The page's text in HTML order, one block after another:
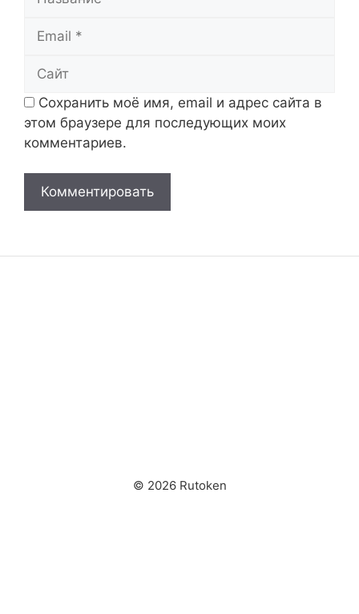
Сохранить моё имя, email и адрес сайта в
этом браузере для последующих моих
комментариев.
© 2026 Rutoken